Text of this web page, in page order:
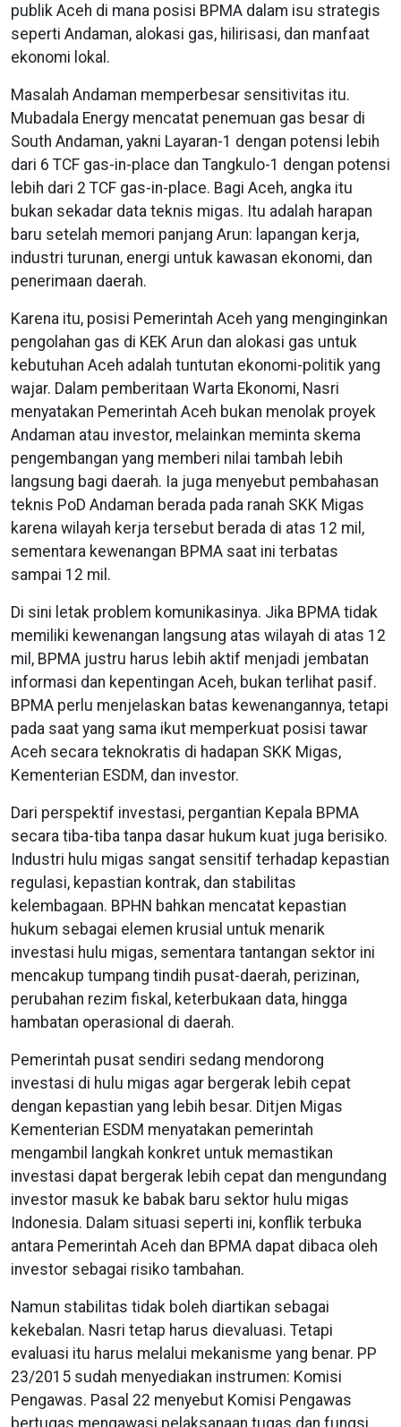
publik Aceh di mana posisi BPMA dalam isu strategis
seperti Andaman, alokasi gas, hilirisasi, dan manfaat
ekonomi lokal.
Masalah Andaman memperbesar sensitivitas itu.
Mubadala Energy mencatat penemuan gas besar di
South Andaman, yakni Layaran-1 dengan potensi lebih
dari 6 TCF gas-in-place dan Tangkulo-1 dengan potensi
lebih dari 2 TCF gas-in-place. Bagi Aceh, angka itu
bukan sekadar data teknis migas. Itu adalah harapan
baru setelah memori panjang Arun: lapangan kerja,
industri turunan, energi untuk kawasan ekonomi, dan
penerimaan daerah.
Karena itu, posisi Pemerintah Aceh yang menginginkan
pengolahan gas di KEK Arun dan alokasi gas untuk
kebutuhan Aceh adalah tuntutan ekonomi-politik yang
wajar. Dalam pemberitaan Warta Ekonomi, Nasri
menyatakan Pemerintah Aceh bukan menolak proyek
Andaman atau investor, melainkan meminta skema
pengembangan yang memberi nilai tambah lebih
langsung bagi daerah. Ia juga menyebut pembahasan
teknis PoD Andaman berada pada ranah SKK Migas
karena wilayah kerja tersebut berada di atas 12 mil,
sementara kewenangan BPMA saat ini terbatas
sampai 12 mil.
Di sini letak problem komunikasinya. Jika BPMA tidak
memiliki kewenangan langsung atas wilayah di atas 12
mil, BPMA justru harus lebih aktif menjadi jembatan
informasi dan kepentingan Aceh, bukan terlihat pasif.
BPMA perlu menjelaskan batas kewenangannya, tetapi
pada saat yang sama ikut memperkuat posisi tawar
Aceh secara teknokratis di hadapan SKK Migas,
Kementerian ESDM, dan investor.
Dari perspektif investasi, pergantian Kepala BPMA
secara tiba-tiba tanpa dasar hukum kuat juga berisiko.
Industri hulu migas sangat sensitif terhadap kepastian
regulasi, kepastian kontrak, dan stabilitas
kelembagaan. BPHN bahkan mencatat kepastian
hukum sebagai elemen krusial untuk menarik
investasi hulu migas, sementara tantangan sektor ini
mencakup tumpang tindih pusat-daerah, perizinan,
perubahan rezim fiskal, keterbukaan data, hingga
hambatan operasional di daerah.
Pemerintah pusat sendiri sedang mendorong
investasi di hulu migas agar bergerak lebih cepat
dengan kepastian yang lebih besar. Ditjen Migas
Kementerian ESDM menyatakan pemerintah
mengambil langkah konkret untuk memastikan
investasi dapat bergerak lebih cepat dan mengundang
investor masuk ke babak baru sektor hulu migas
Indonesia. Dalam situasi seperti ini, konflik terbuka
antara Pemerintah Aceh dan BPMA dapat dibaca oleh
investor sebagai risiko tambahan.
Namun stabilitas tidak boleh diartikan sebagai
kekebalan. Nasri tetap harus dievaluasi. Tetapi
evaluasi itu harus melalui mekanisme yang benar. PP
23/2015 sudah menyediakan instrumen: Komisi
Pengawas. Pasal 22 menyebut Komisi Pengawas
bertugas mengawasi pelaksanaan tugas dan fungsi